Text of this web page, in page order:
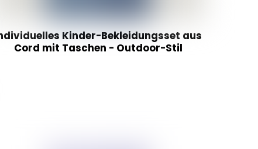
Kinder-Bekleidungsset aus
Cord mit Taschen - Outdoor-Stil